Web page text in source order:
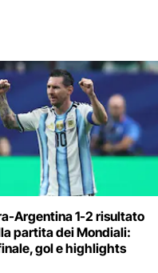
Argentina 1-2 risultato
partita dei Mondiali:
gol e highlights